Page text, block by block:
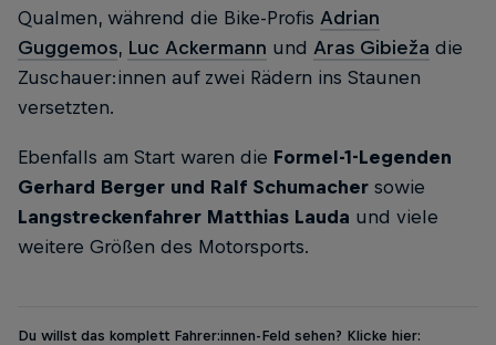
Qualmen, während die Bike-Profis Adrian
Guggemos, Luc Ackermann und Aras Gibieža die
Zuschauer:innen auf zwei Rädern ins Staunen
versetzten.
Ebenfalls am Start waren die Formel-1-Legenden
Gerhard Berger und Ralf Schumacher sowie
Langstreckenfahrer Matthias Lauda und viele
weitere Größen des Motorsports.
Du willst das komplett Fahrer:innen-Feld sehen? Klicke hier: